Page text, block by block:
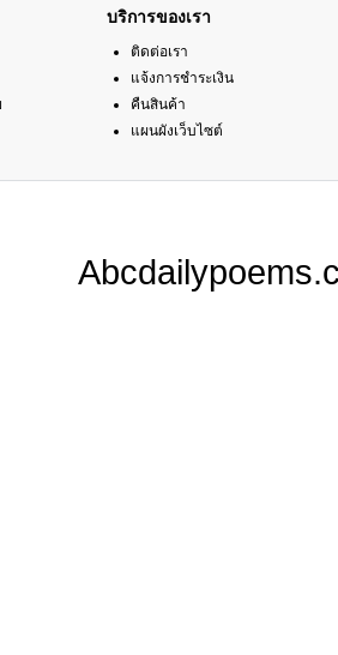
บริการของเรา
ติดต่อเรา
แจ้งการชำระเงิน
คืนสินค้า
แผนผังเว็บไซต์